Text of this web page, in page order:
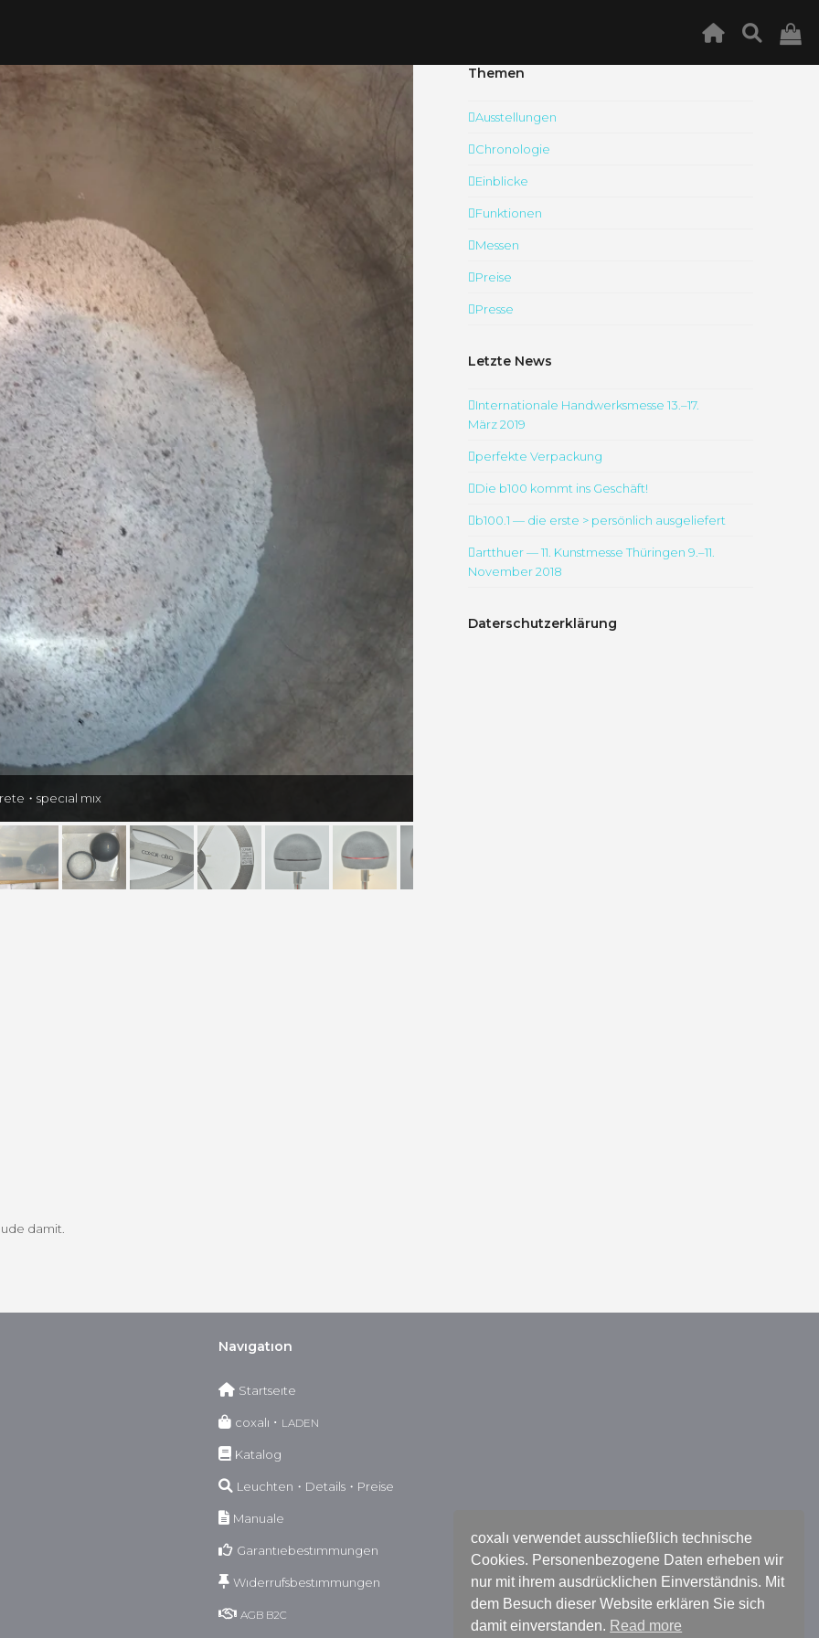
・specıal mıx
damit.
Themen
Ausstellungen
Chronologie
Einblicke
Funktionen
Messen
Preise
Presse
Letzte News
Internationale Handwerksmesse 13.–17.
März 2019
perfekte Verpackung
Die b100 kommt ins Geschäft!
b100.1 — die erste > persönlich ausgeliefert
artthuer — 11. Kunstmesse Thüringen 9.–11.
November 2018
Daterschutzerklärung
Navıgatıon
Startseıte
coxalı ･ LADEN
Katalog
Leuchten・Details・Preise
Manuale
Garantıebestımmungen
Wıderrufsbestımmungen
AGB B2C
coxalı verwendet ausschließlich technische
Cookies. Personenbezogene Daten erheben wir
nur mit ihrem ausdrücklichen Einverständnis. Mit
dem Besuch dieser Website erklären Sie sich
damit einverstanden. Read more